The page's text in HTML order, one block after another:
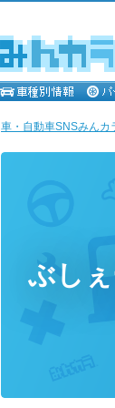
車・自動車SNSみんカ
ぶし